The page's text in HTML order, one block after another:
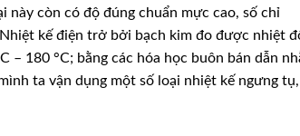
này còn có độ đúng chuẩn mực cao, số chỉ
kế điện trở bởi bạch kim đo được nhiệt
– 180 °C; bằng các hóa học buôn bán dẫn
ta vận dụng một số loại nhiệt kế ngưng tụ,